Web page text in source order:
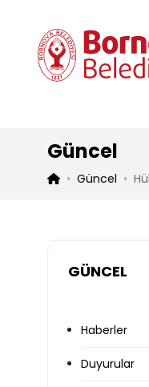
Güncel
Güncel
GÜNCEL
Haberler
Duyurular